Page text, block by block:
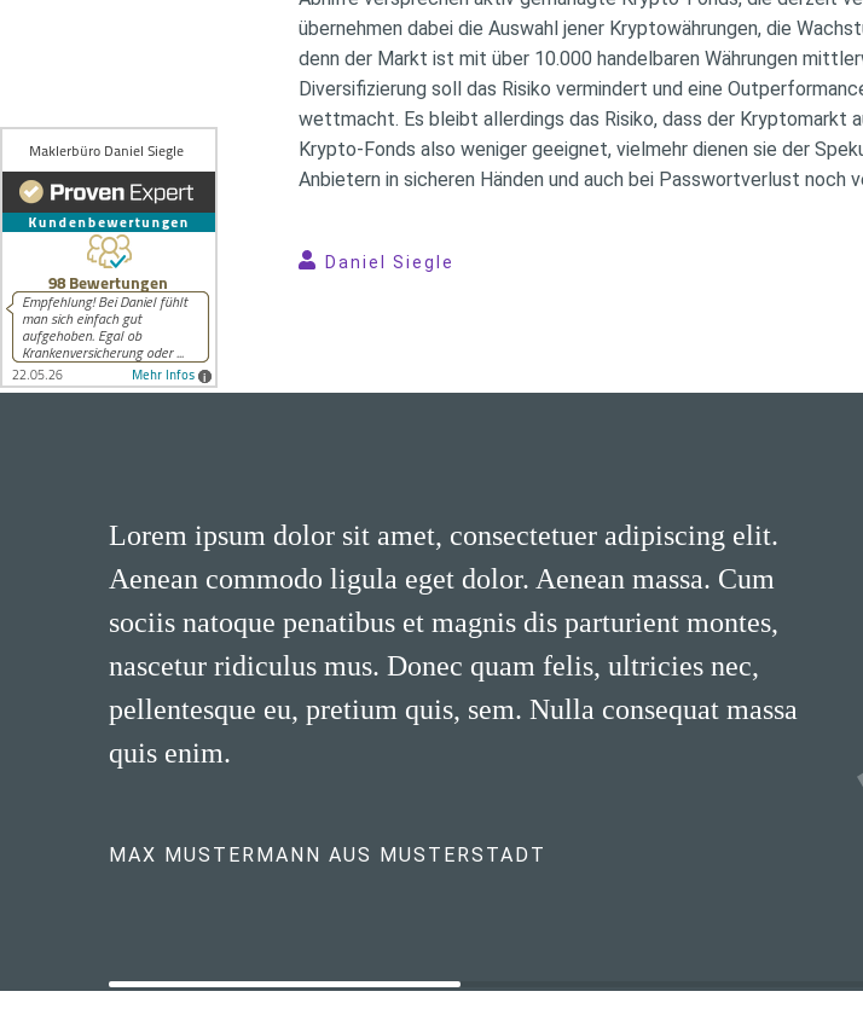
übernehmen dabei die Auswahl jener Kryptowährungen, die
denn der Markt ist mit über 10.000 handelbaren Währungen
Diversifizierung soll das Risiko vermindert und eine
wettmacht. Es bleibt allerdings das Risiko, dass der Kryptomarkt
Krypto-Fonds also weniger geeignet, vielmehr dienen sie der
Anbietern in sicheren Händen und auch bei Passwortverlust noch
Daniel Siegle
Lorem ipsum dolor sit amet, consectetuer adipiscing elit.
Aenean commodo ligula eget dolor. Aenean massa. Cum
sociis natoque penatibus et magnis dis parturient montes,
nascetur ridiculus mus. Donec quam felis, ultricies nec,
pellentesque eu, pretium quis, sem. Nulla consequat massa
quis enim.
MAX MUSTERMANN AUS MUSTERSTADT